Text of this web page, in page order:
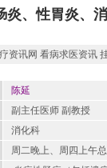
炎、性胃炎、
资讯网 看病求医资讯
陈延
副主任医师 副教授
消化科
周二晚上、周四上午